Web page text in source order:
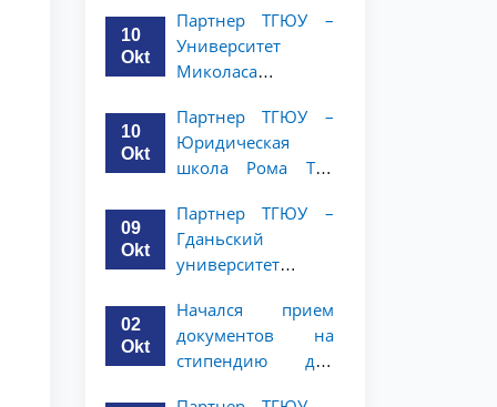
студентов 2–3
курсов ТГЮУ
программу
академической
мобильности для
курсов ТГЮУ
10
Okt
Партнер ТГЮУ –
Университет
Миколаса
объявляет
программу
академической
студентов 2–3
курсов
10
Okt
Партнер ТГЮУ –
Юридическая
школа Рома Тре
программе
академической
мобильности для
курсов
09
Okt
Партнер ТГЮУ –
Гданьский
университет
программу
академической
мобильности для
02
Okt
Начался прием
документов на
стипендию для